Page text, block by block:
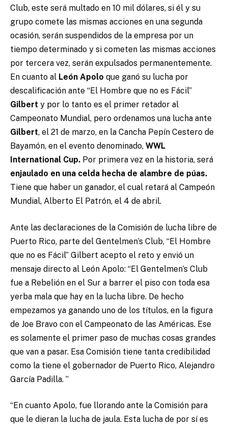
Club, este será multado en 10 mil dólares, si él y su
grupo comete las mismas acciones en una segunda
ocasión, serán suspendidos de la empresa por un
tiempo determinado y si cometen las mismas acciones
por tercera vez, serán expulsados permanentemente.
En cuanto al León Apolo que ganó su lucha por
descalificación ante “El Hombre que no es Fácil”
Gilbert y por lo tanto es el primer retador al
Campeonato Mundial, pero ordenamos una lucha ante
Gilbert, el 21 de marzo, en la Cancha Pepín Cestero de
Bayamón, en el evento denominado, WWL
International Cup. Por primera vez en la historia, será
enjaulado en una celda hecha de alambre de púas.
Tiene que haber un ganador, el cual retará al Campeón
Mundial, Alberto El Patrón, el 4 de abril.
Ante las declaraciones de la Comisión de lucha libre de
Puerto Rico, parte del Gentelmen’s Club, “El Hombre
que no es Fácil” Gilbert acepto el reto y envió un
mensaje directo al León Apolo: “El Gentelmen’s Club
fue a Rebelión en el Sur a barrer el piso con toda esa
yerba mala que hay en la lucha libre. De hecho
empezamos ya ganando uno de los títulos, en la figura
de Joe Bravo con el Campeonato de las Américas. Ese
es solamente el primer paso de muchas cosas grandes
que van a pasar. Esa Comisión tiene tanta credibilidad
como la tiene el gobernador de Puerto Rico, Alejandro
García Padilla. ”
“En cuanto Apolo, fue llorando ante la Comisión para
que le dieran la lucha de jaula. Esta lucha de por sí es